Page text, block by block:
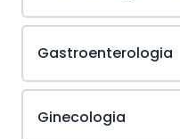
Gastroenterologia
Ginecologia